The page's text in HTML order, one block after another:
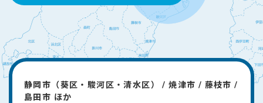
静岡市（葵区・駿河区・清水区） / 焼津市 / 藤枝市 /
島田市 ほか